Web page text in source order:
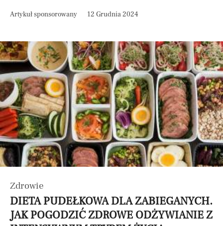
Artykuł sponsorowany 12 Grudnia 2024
Zdrowie
DIETA PUDEŁKOWA DLA ZABIEGANYCH.
JAK POGODZIĆ ZDROWE ODŻYWIANIE Z